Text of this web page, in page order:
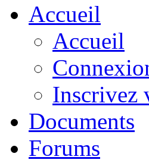
Accueil
Accueil
Inscrivez
Documents
Forums